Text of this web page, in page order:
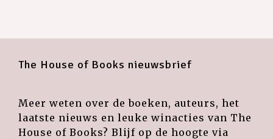
The House of Books nieuwsbrief
Meer weten over de boeken, auteurs, het
laatste nieuws en leuke winacties van The
House of Books? Blijf op de hoogte via